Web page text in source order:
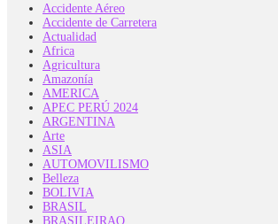
Accidente Aéreo
Accidente de Carretera
Actualidad
Africa
Agricultura
Amazonía
AMERICA
APEC PERÚ 2024
ARGENTINA
Arte
ASIA
AUTOMOVILISMO
Belleza
BOLIVIA
BRASIL
BRASILEIRAO